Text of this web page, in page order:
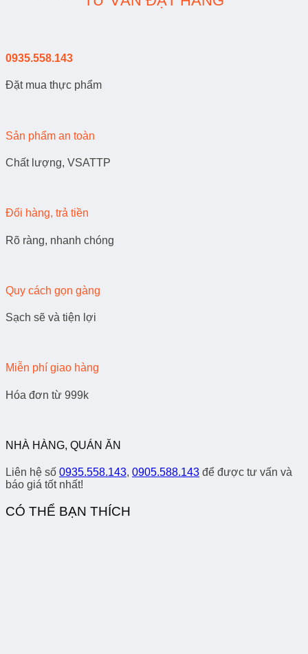
0935.558.143
Đặt mua thực phẩm
Sản phẩm an toàn
Chất lượng, VSATTP
Đổi hàng, trả tiền
Rõ ràng, nhanh chóng
Quy cách gọn gàng
Sạch sẽ và tiện lợi
Miễn phí giao hàng
Hóa đơn từ 999k
NHÀ HÀNG, QUÁN ĂN
Liên hệ số 0935.558.143, 0905.588.143 để được tư vấn và
báo giá tốt nhất!
CÓ THỂ BẠN THÍCH